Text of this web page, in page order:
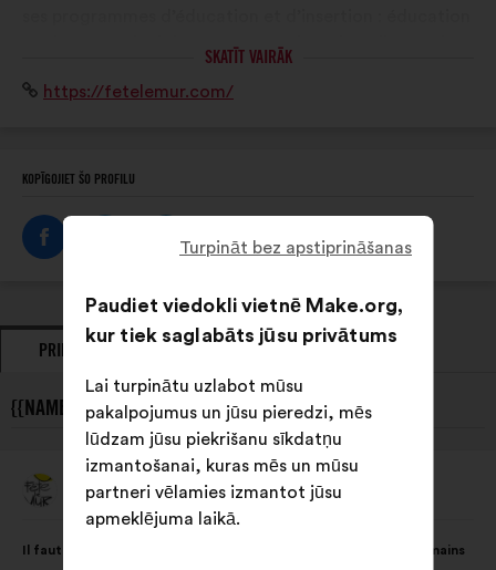
par le sport, décloisonnement, éducation alimentaire,
orientation et insertion professionnelle.
SKATĪT VAIRĀK
Interneta
https://fetelemur.com/
KOPĪGOJIET ŠO PROFILU
PRIEKŠLIKUMI
{{NAME}} JAUNĀKIE PRIEKŠLIKUMI:
PriekšlikumuFête Le Mur
Priekšlikuma
saturs:
Il faut donner aux associations socio-sportives les moyens humains
Sadalījums
ir
Turpināt bez apstiprināšanas
Paudiet viedokli vietnē Make.org,
kur tiek saglabāts jūsu privātums
Lai turpinātu uzlabot mūsu
pakalpojumus un jūsu pieredzi, mēs
lūdzam jūsu piekrišanu sīkdatņu
izmantošanai, kuras mēs un mūsu
partneri vēlamies izmantot jūsu
apmeklējuma laikā.